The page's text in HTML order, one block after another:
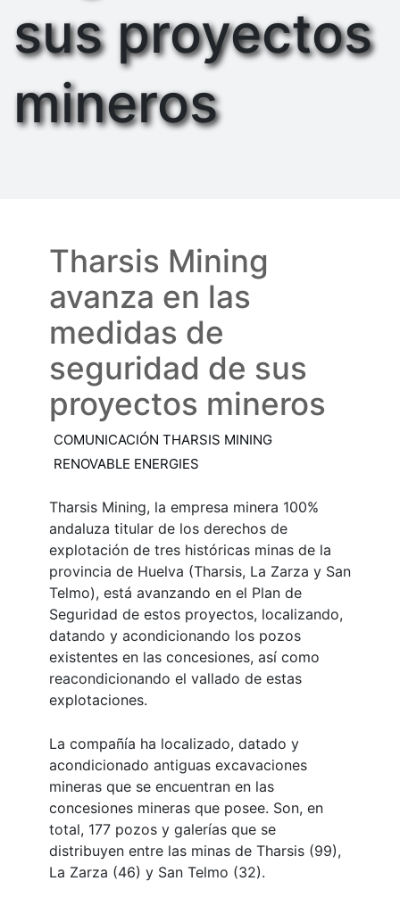
sus proyectos
mineros
Tharsis Mining
avanza en las
medidas de
seguridad de sus
proyectos mineros
COMUNICACIÓN THARSIS MINING
RENOVABLE ENERGIES
Tharsis Mining, la empresa minera 100%
andaluza titular de los derechos de
explotación de tres históricas minas de la
provincia de Huelva (Tharsis, La Zarza y San
Telmo), está avanzando en el Plan de
Seguridad de estos proyectos, localizando,
datando y acondicionando los pozos
existentes en las concesiones, así como
reacondicionando el vallado de estas
explotaciones.
La compañía ha localizado, datado y
acondicio­nado antiguas excavaciones
mineras que se encuentran en las
concesiones mineras que posee. Son, en
total, 177 pozos y galerías que se
distribuyen entre las minas de Tharsis (99),
La Zarza (46) y San Telmo (32).